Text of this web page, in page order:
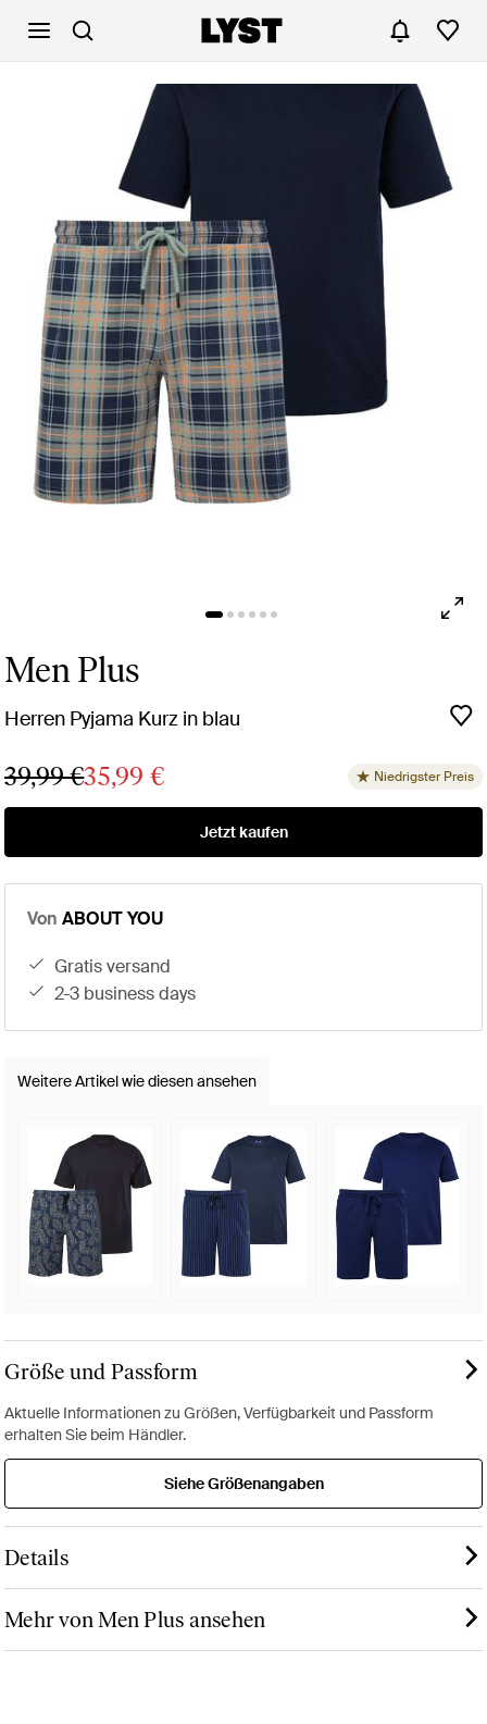
Men Plus
Herren Pyjama Kurz in blau
39,99 €35,99 € Niedrigster Preis
Jetzt kaufen
Von ABOUT YOU
gratis versand
2-3 business days
Weitere Artikel wie diesen ansehen
Größe und Passform
Aktuelle Informationen zu Größen, Verfügbarkeit und Passform
erhalten Sie beim Händler.
Siehe Größenangaben
Details
Mehr von Men Plus ansehen